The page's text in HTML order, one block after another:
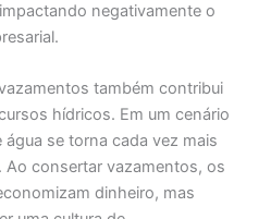
negativamente o
também contribui
hídricos. Em um cenário
se torna cada vez mais
consertar vazamentos, os
dinheiro, mas